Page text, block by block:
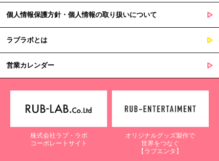
個人情報保護方針・個人情報の取り扱いについて
ラブラボとは
営業カレンダー
株式会社ラブ・ラボ
コーポレートサイト
オリジナルグッズ製作で
世界をつなぐ
【ラブエンタ】